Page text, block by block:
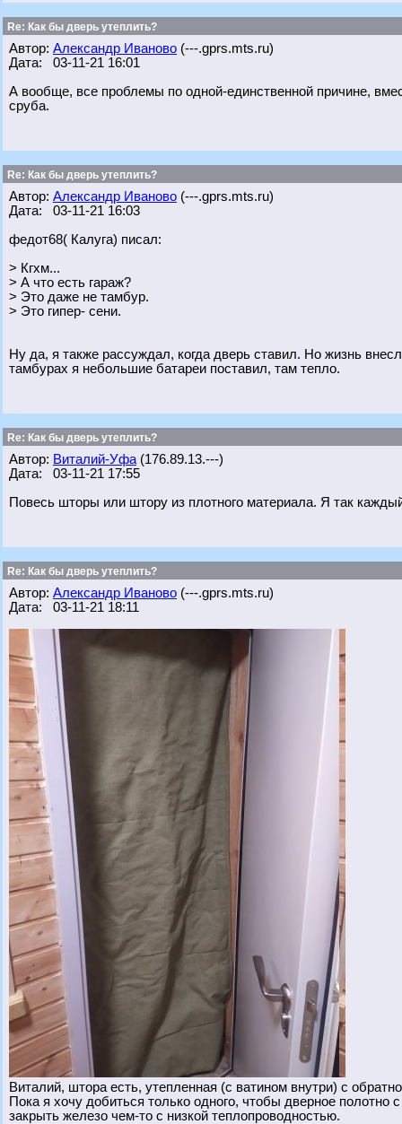
Re: Как бы дверь утеплить?
Автор: Александр Иваново (---.gprs.mts.ru)
Дата: 03-11-21 16:01
А вообще, все проблемы по одной-единственной причине,
сруба.
Re: Как бы дверь утеплить?
Автор: Александр Иваново (---.gprs.mts.ru)
Дата: 03-11-21 16:03
федот68( Калуга) писал:
> Кгхм...
> А что есть гараж?
> Это даже не тамбур.
> Это гипер- сени.
Ну да, я также рассуждал, когда дверь ставил. Но жизнь
тамбурах я небольшие батареи поставил, там тепло.
Re: Как бы дверь утеплить?
Автор: Виталий-Уфа (176.89.13.---)
Дата: 03-11-21 17:55
Повесь шторы или штору из плотного материала. Я так
Re: Как бы дверь утеплить?
Автор: Александр Иваново (---.gprs.mts.ru)
Дата: 03-11-21 18:11
Виталий, штора есть, утепленная (с ватином внутри) с
Пока я хочу добиться только одного, чтобы дверное
закрыть железо чем-то с низкой теплопроводностью.